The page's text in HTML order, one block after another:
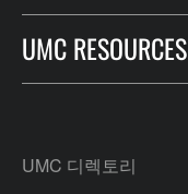
UMC RESOURCES
UMC 디렉토리